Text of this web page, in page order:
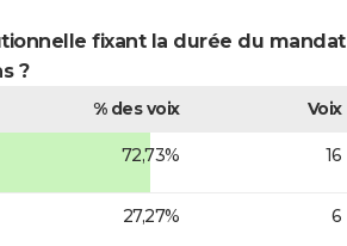
fixant la durée du mandat
?
% des voix
Voix
72,73% 16
27,27% 6